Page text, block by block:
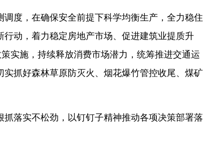
度，在确保安全前提下科学均衡生产，全力稳住
动，着力稳定房地产市场、促进建筑业提质升
实施，持续释放消费市场潜力，统筹推进交通运
抓好森林草原防灭火、烟花爆竹管控收尾、煤矿
落实不松劲，以钉钉子精神推动各项决策部署落